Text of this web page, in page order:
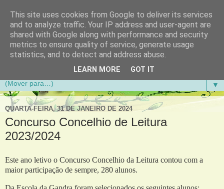
Aventuras de Palmo e Meio
Blogue da Escola Básica do 1.º Ciclo da Gandra em
▼
QUARTA-FEIRA, 31 DE JANEIRO DE 2024
Concurso Concelhio de Leitura
2023/2024
Este ano letivo o Concurso Concelhio da Leitura contou com a
maior participação de sempre, 280 alunos.
This site uses cookies from Google to deliver its services
and to analyze traffic. Your IP address and user-agent are
shared with Google along with performance and security
metrics to ensure quality of service, generate usage
statistics, and to detect and address abuse.
LEARN MORE GOT IT